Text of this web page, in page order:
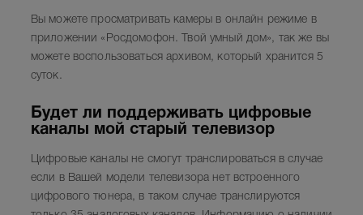
Вы можете просматривать камеры в онлайн режиме в
приложении «Росдомофон. Твой умный дом», так же вы
можете воспользоваться архивом, который хранится 5
суток.
Будет ли поддерживать цифровые
каналы мой старый телевизор
Цифровые каналы не смогут транслироваться в случае
если в Вашей модели телевизора нет встроенного
цифрового тюнера, в таком случае транслируются